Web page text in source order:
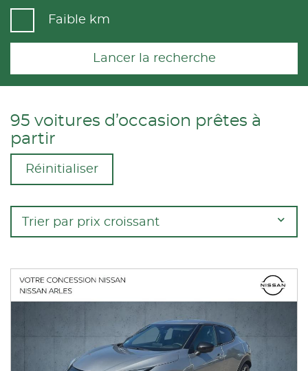
Faible km
Lancer la recherche
95 voitures d’occasion prêtes à
partir
Réinitialiser
Trier par prix croissant